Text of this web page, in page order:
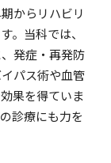
からリハビリ
。当科では、
発症・再発防
パス術や血管
果を得ていま
診療にも力を